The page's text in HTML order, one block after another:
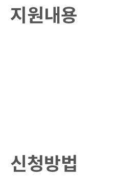
지원내용
신청방법